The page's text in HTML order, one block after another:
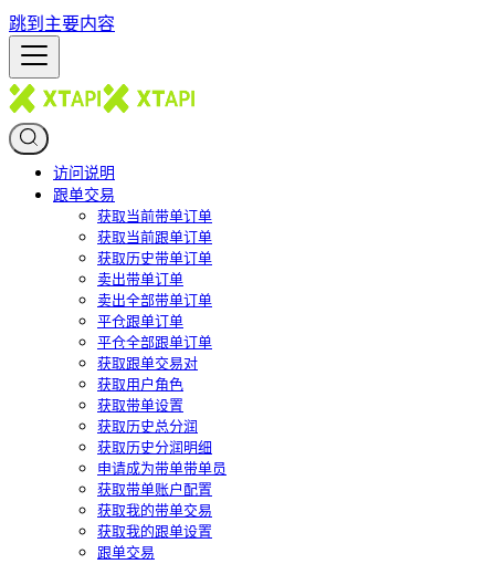
跳到主要内容
访问说明
跟单交易
获取当前带单订单
获取当前跟单订单
获取历史带单订单
卖出带单订单
卖出全部带单订单
平仓跟单订单
平仓全部跟单订单
获取跟单交易对
获取用户角色
获取带单设置
获取历史总分润
获取历史分润明细
申请成为带单带单员
获取带单账户配置
获取我的带单交易
获取我的跟单设置
跟单交易